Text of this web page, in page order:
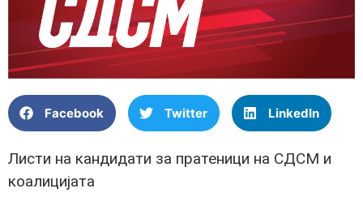
Facebook Twitter LinkedIn
Листи на кандидати за пратеници на СДСМ и
коалицијата